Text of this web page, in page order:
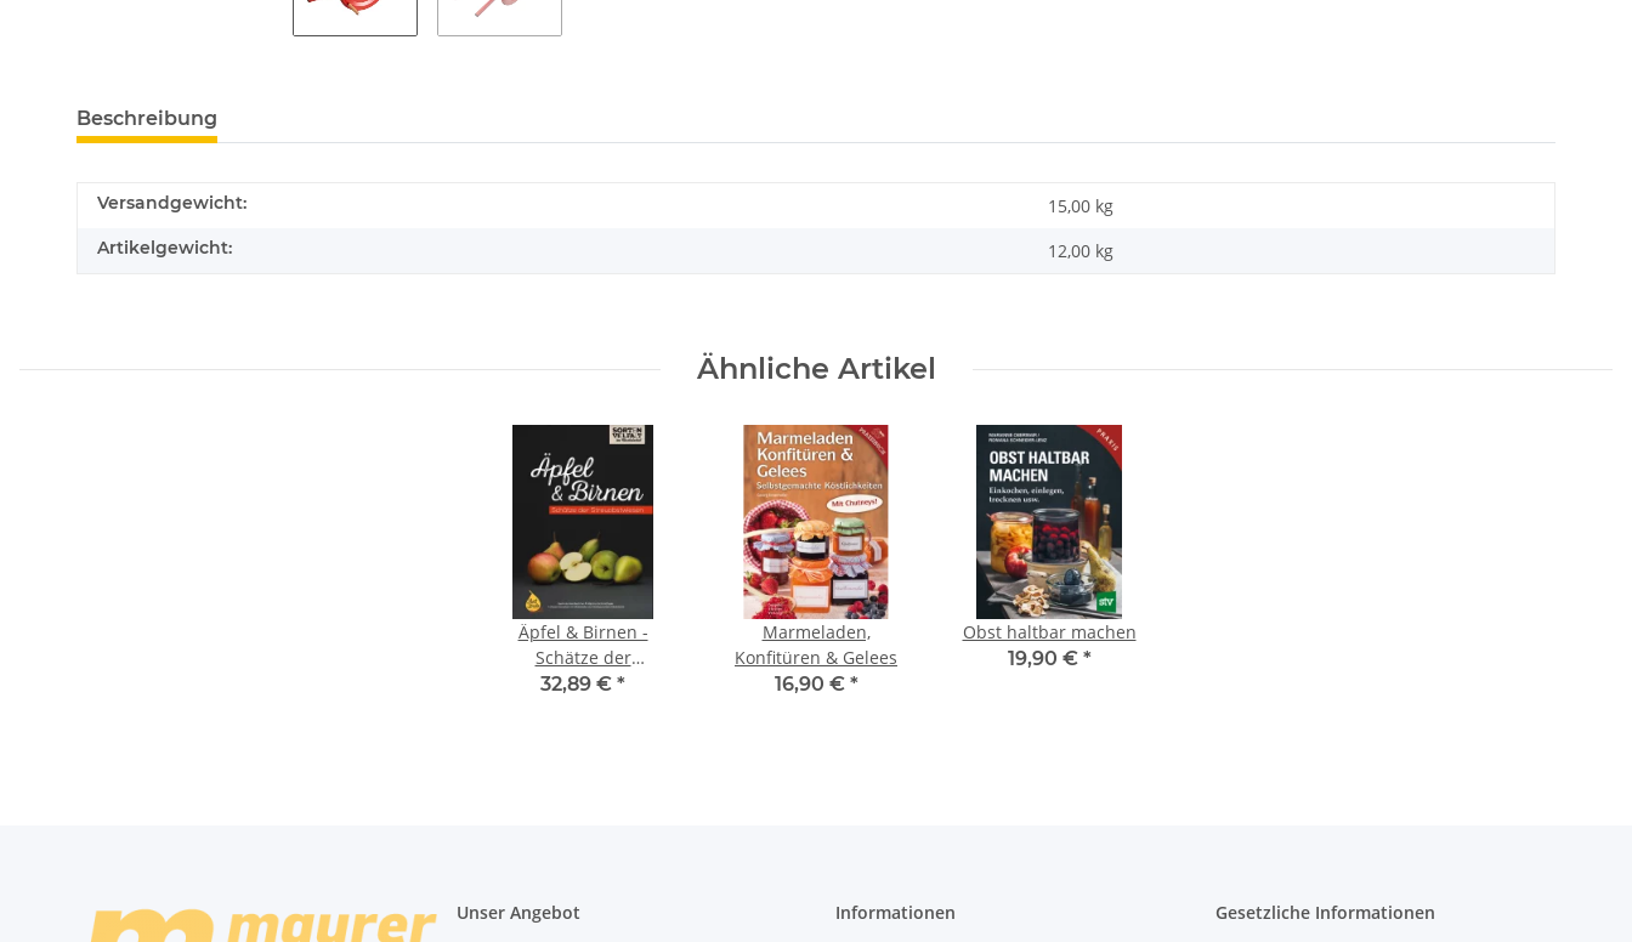
Beschreibung
Versandgewicht: 15,00 kg
Artikelgewicht: 12,00 kg
Ähnliche Artikel
Äpfel & Birnen -
Schätze der
Streuobstwiesen
32,89 € *
Marmeladen,
Konfitüren & Gelees
16,90 € *
Obst haltbar machen
19,90 € *
Unser Angebot
Informationen Gesetzliche Informationen